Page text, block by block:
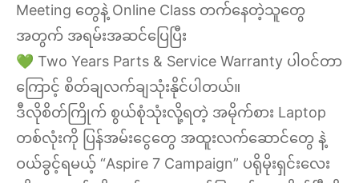
Meeting တွေနဲ့ Online Class တက်နေတဲ့သူတွေ
အတွက် အရမ်းအဆင်ပြေပြီး
💚 Two Years Parts & Service Warranty ပါဝင်တာ
ကြောင့် စိတ်ချလက်ချသုံးနိုင်ပါတယ်။
ဒီလိုစိတ်ကြိုက် စွယ်စုံသုံးလို့ရတဲ့ အမိုက်စား Laptop
တစ်လုံးကို ပြန်အမ်းငွေတွေ အထူးလက်ဆောင်တွေ နဲ့
ဝယ်ခွင့်ရမယ့် “Aspire 7 Campaign” ပရိုမိုးရှင်းလေး